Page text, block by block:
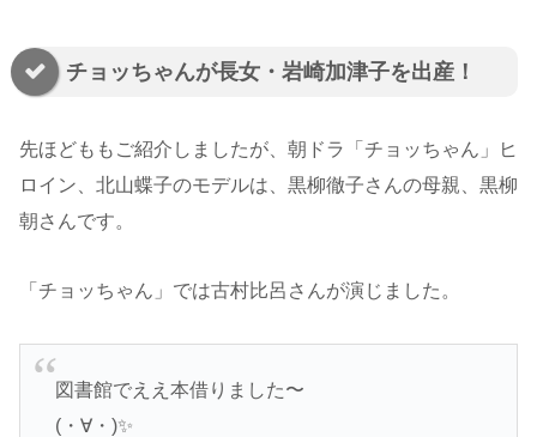
チョッちゃんが長女・岩崎加津子を出産！
先ほどももご紹介しましたが、朝ドラ「チョッちゃん」ヒ
ロイン、北山蝶子のモデルは、黒柳徹子さんの母親、黒柳
朝さんです。
「チョッちゃん」では古村比呂さんが演じました。
図書館でええ本借りました〜
(・∀・)✨️